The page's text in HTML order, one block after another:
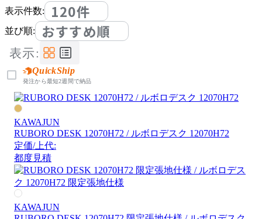
表示件数:
120件
並び順: おすすめ順
表示:
QuickShip
発注から最短2週間で納品
KAWAJUN
RUBORO DESK 12070H72 / ルボロデスク 12070H72
定価/上代:
都度見積
KAWAJUN